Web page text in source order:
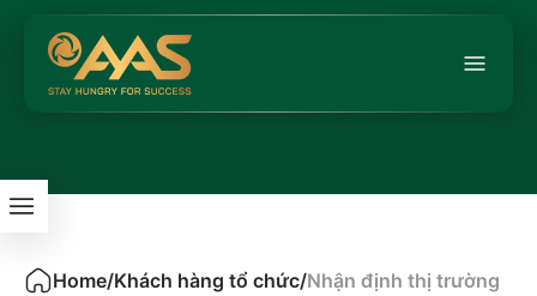
Home/Khách hàng tổ chức/Nhận định thị trường